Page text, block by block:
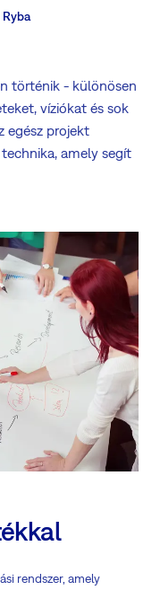
történik - különösen
víziókat és sok
egész projekt
amely segít
rendszer, amely